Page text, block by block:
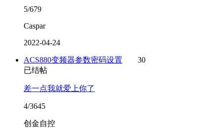
5/679
Caspar
2022-04-24
ACS880变频器参数密码设置
30
已结帖
差一点我就爱上你了
4/3645
创金自控